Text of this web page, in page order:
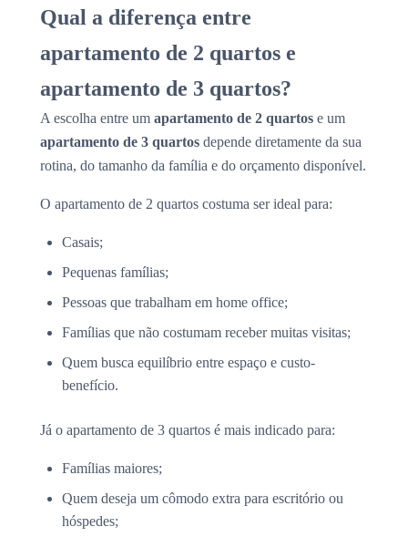
Qual a diferença entre
apartamento de 2 quartos e
apartamento de 3 quartos?
A escolha entre um apartamento de 2 quartos e um
apartamento de 3 quartos depende diretamente da sua
rotina, do tamanho da família e do orçamento disponível.
O apartamento de 2 quartos costuma ser ideal para:
Casais;
Pequenas famílias;
Pessoas que trabalham em home office;
Famílias que não costumam receber muitas visitas;
Quem busca equilíbrio entre espaço e custo-
benefício.
Já o apartamento de 3 quartos é mais indicado para:
Famílias maiores;
Quem deseja um cômodo extra para escritório ou
hóspedes;